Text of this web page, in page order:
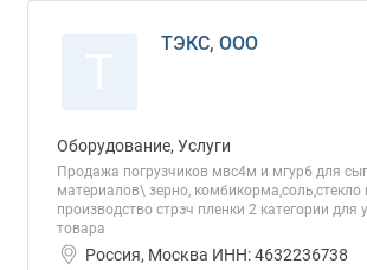
ТЭКС, ООО
Оборудование, Услуги
Продажа погрузчиков мвс4м и мгур6 для
материалов\ зерно, комбикорма,соль,стекло
производство стрэч пленки 2 категории для
товара
Россия, Москва ИНН: 4632236738